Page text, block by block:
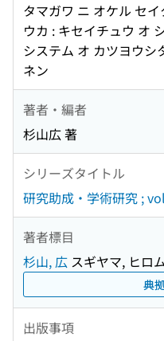
タマガワ ニ オケル セ
ウカ : キセイチュウ オ
システム オ カツヨウシ
ネン
著者・編者
杉山広 著
シリーズタイトル
研究助成・学術研究 ;
著者標目
杉山, 広 スギヤマ, ヒロ
典
出版事項